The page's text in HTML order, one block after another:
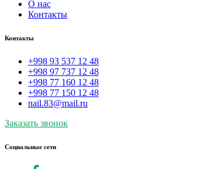
О нас
Контакты
Контакты
+998 93 537 12 48
+998 97 737 12 48
+998 77 160 12 48
+998 77 150 12 48
nail.83@mail.ru
Заказать звонок
Социальные сети